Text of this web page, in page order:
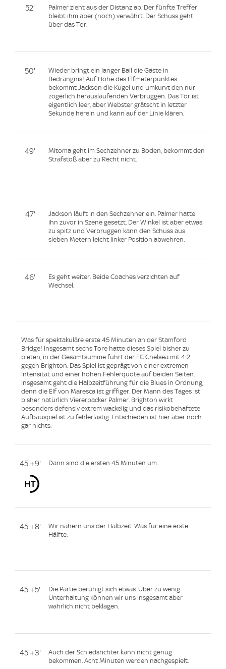
52'
Palmer zieht aus der Distanz ab. Der fünfte Treffer
bleibt ihm aber (noch) verwährt. Der Schuss geht
über das Tor.
50'
Wieder bringt ein langer Ball die Gäste in
Bedrängnis! Auf Höhe des Elfmeterpunktes
bekommt Jackson die Kugel und umkurvt den nur
zögerlich herauslaufenden Verbruggen. Das Tor ist
eigentlich leer, aber Webster grätscht in letzter
Sekunde herein und kann auf der Linie klären.
49'
Mitoma geht im Sechzehner zu Boden, bekommt den
Strafstoß aber zu Recht nicht.
47'
Jackson läuft in den Sechzehner ein. Palmer hatte
ihn zuvor in Szene gesetzt. Der Winkel ist aber etwas
zu spitz und Verbruggen kann den Schuss aus
sieben Metern leicht linker Position abwehren.
46'
Es geht weiter. Beide Coaches verzichten auf
Wechsel.
Was für spektakuläre erste 45 Minuten an der Stamford
Bridge! Insgesamt sechs Tore hatte dieses Spiel bisher zu
bieten, in der Gesamtsumme führt der FC Chelsea mit 4:2
gegen Brighton. Das Spiel ist geprägt von einer extremen
Intensität und einer hohen Fehlerquote auf beiden Seiten.
Insgesamt geht die Halbzeitführung für die Blues in Ordnung,
denn die Elf von Maresca ist griffiger. Der Mann des Tages ist
bisher natürlich Viererpacker Palmer. Brighton wirkt
besonders defensiv extrem wackelig und das risikobehaftete
Aufbauspiel ist zu fehlerlastig. Entschieden ist hier aber noch
gar nichts.
45'+9' Dann sind die ersten 45 Minuten um.
45'+8'
Wir nähern uns der Halbzeit. Was für eine erste
Hälfte.
45'+5'
Die Partie beruhigt sich etwas. Über zu wenig
Unterhaltung können wir uns insgesamt aber
wahrlich nicht beklagen.
45'+3'
Auch der Schiedsrichter kann nicht genug
bekommen. Acht Minuten werden nachgespielt.